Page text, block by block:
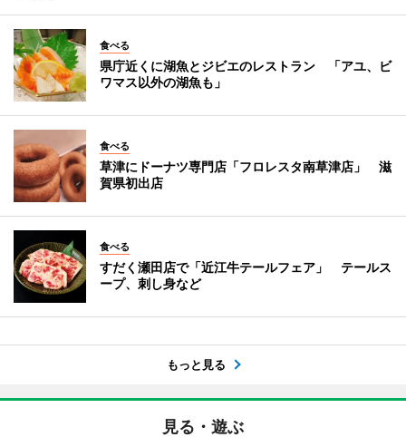
食べる
県庁近くに湖魚とジビエのレストラン 「アユ、ビ
ワマス以外の湖魚も」
食べる
草津にドーナツ専門店「フロレスタ南草津店」 滋
賀県初出店
食べる
すだく瀬田店で「近江牛テールフェア」 テールス
ープ、刺し身など
もっと見る
見る・遊ぶ